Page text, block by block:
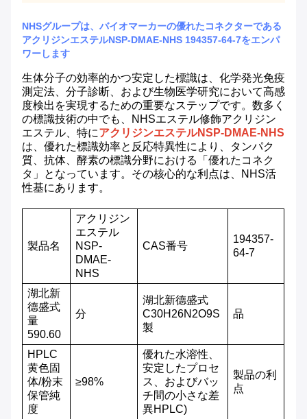
NHSグループは、バイオマーカーの優れたコネクターである
アクリジンエステルNSP-DMAE-NHS 194357-64-7をエンパ
ワーします
生体分子の効率的かつ安定した標識は、化学発光免疫
測定法、分子診断、および生物医学研究において高感
度検出を実現するための重要なステップです。数多く
の標識技術の中でも、NHSエステル修飾アクリジン
エステル、特にアクリジンエステルNSP-DMAE-NHS
は、優れた標識効率と反応特異性により、タンパク
質、抗体、酵素の標識分野における「優れたコネク
タ」となっています。その核心的な利点は、NHS活
性基にあります。
製品名
アクリジン
エステル
NSP-
DMAE-
NHS
CAS番号
194357-
64-7
湖北新
德盛式
量
590.60
分
湖北新德盛式
C30H26N2O9S
製
品
HPLC
黄色固
体/粉末
保管純
度
≥98%
優れた水溶性、
安定したプロセ
ス、およびバッ
チ間の小さな差
異HPLC)
製品の利
点